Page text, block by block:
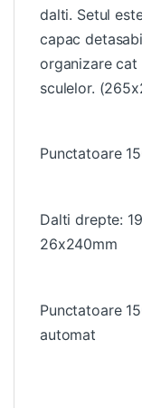
dalti. Setul
capac
organizare cat
sculelor.
Punctatoare
Dalti drepte:
26x240mm
Punctatoare
automat